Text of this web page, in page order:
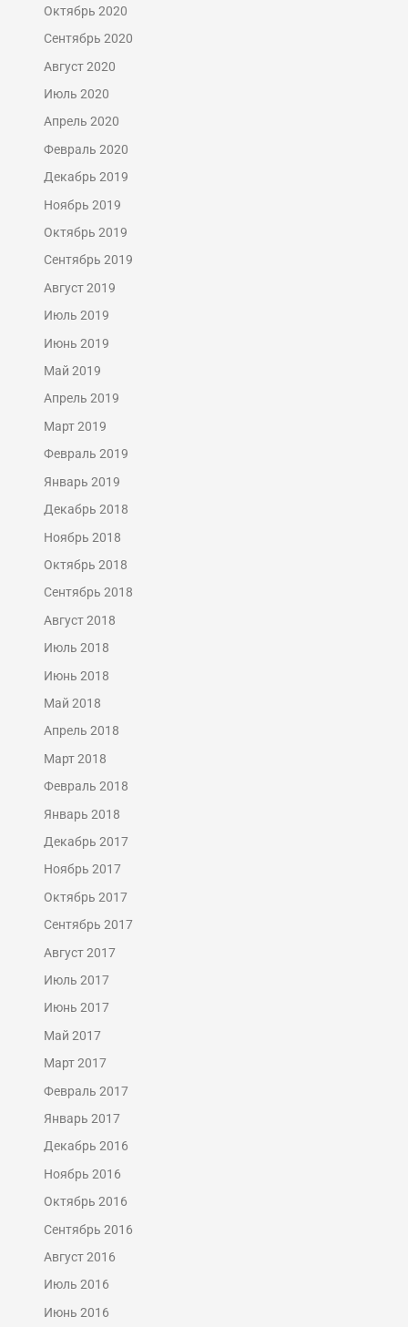
Октябрь 2020
Сентябрь 2020
Август 2020
Июль 2020
Апрель 2020
Февраль 2020
Декабрь 2019
Ноябрь 2019
Октябрь 2019
Сентябрь 2019
Август 2019
Июль 2019
Июнь 2019
Май 2019
Апрель 2019
Март 2019
Февраль 2019
Январь 2019
Декабрь 2018
Ноябрь 2018
Октябрь 2018
Сентябрь 2018
Август 2018
Июль 2018
Июнь 2018
Май 2018
Апрель 2018
Март 2018
Февраль 2018
Январь 2018
Декабрь 2017
Ноябрь 2017
Октябрь 2017
Сентябрь 2017
Август 2017
Июль 2017
Июнь 2017
Май 2017
Март 2017
Февраль 2017
Январь 2017
Декабрь 2016
Ноябрь 2016
Октябрь 2016
Сентябрь 2016
Август 2016
Июль 2016
Июнь 2016